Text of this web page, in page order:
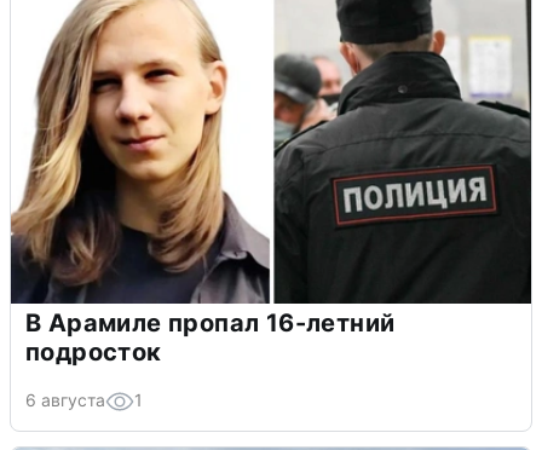
В Арамиле пропал 16-летний
подросток
6 августа 1